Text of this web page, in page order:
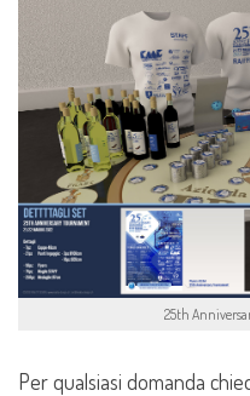
25th
Per qualsiasi domanda